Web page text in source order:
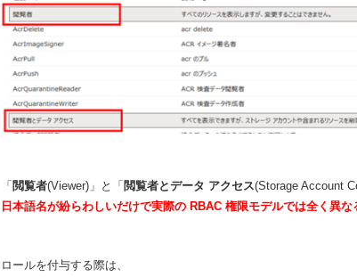
「閲覧者(Viewer)」と「閲覧者とデータ アクセス(Storage Account
日本語名が紛らわしいだけで実際の RBAC 権限モデルでは全く異な
ロールを付与する際は、